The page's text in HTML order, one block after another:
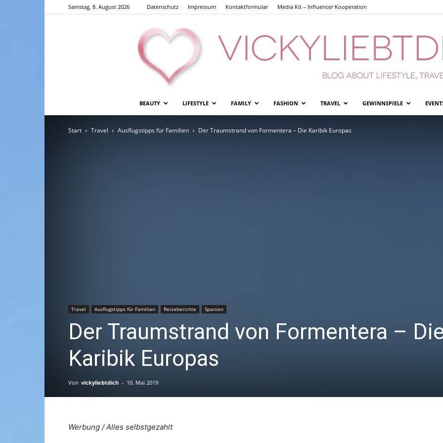
Samstag, 8. August 2026 Datenschutz Impressum Kontaktformular Media Kit – Influencer Kooperation
BEAUTY LIFESTYLE FAMILY FASHION TRAVEL GEWINNSPIELE
Start Travel Ausflugstipps für Familien Der Traumstrand von Formentera – Die Karibik Europas
Travel Ausflugstipps für Familien Reiseberichte Spanien
Der Traumstrand von Formentera –
Karibik Europas
Von vickyliebtdich - 10. Mai 2019
Werbung / Alles selbstgezahlt